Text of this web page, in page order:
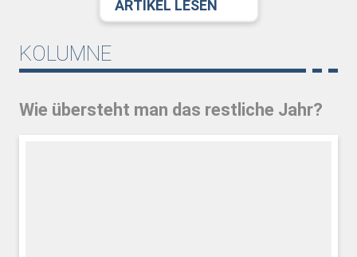
ARTIKEL LESEN
KOLUMNE
Wie übersteht man das restliche Jahr?